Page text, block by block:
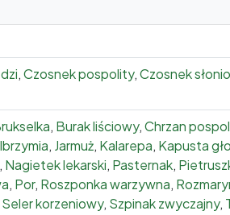
,Czosnek pospolity,Czosnek
, Burak liściowy,Chrzan
, Jarmuż, Kalarepa, Kapusta
, Nagietek lekarski, Pasternak,
, Por, Roszponka warzywna,
Seler korzeniowy, Szpinak zwyczajny,